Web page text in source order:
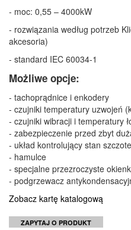
- moc: 0,55 – 4000kW
- rozwiązania według potrzeb
akcesoria)
- standard IEC 60034-1
Możliwe opcje:
- tachoprądnice i enkodery
- czujniki temperatury uzwojeń
- czujniki wibracji i temperatury
- zabezpieczenie przed zbyt
- układ kontrolujący stan
- hamulce
- specjalne przezroczyste
- podgrzewacz
Zobacz kartę katalogową
ZAPYTAJ O PRODUKT